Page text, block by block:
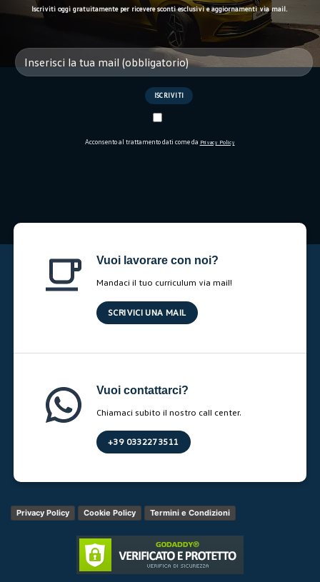
Iscriviti oggi gratuitamente per ricevere sconti esclusivi e aggiornamenti via mail.
Acconsento al trattamento dati come da Privacy Policy
Vuoi lavorare con noi?
Mandaci il tuo curriculum via mail!
SCRIVICI UNA MAIL
Vuoi contattarci?
Chiamaci subito il nostro call center.
+39 0332273511
Privacy Policy Cookie Policy Termini e Condizioni